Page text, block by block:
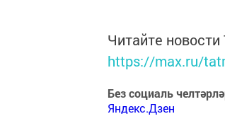
Читайте
https://max.ru/
Без социаль
Яндекс.Дзен